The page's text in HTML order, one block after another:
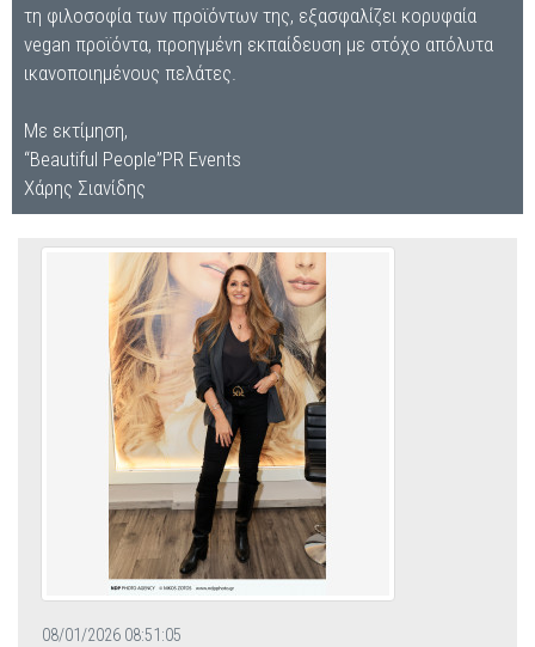
τη φιλοσοφία των προϊόντων της, εξασφαλίζει κορυφαία
vegan προϊόντα, προηγμένη εκπαίδευση με στόχο απόλυτα
ικανοποιημένους πελάτες.
Με εκτίμηση,
“Beautiful People”PR Events
Χάρης Σιανίδης
08/01/2026 08:51:05